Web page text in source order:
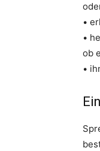
•
•
ob
•